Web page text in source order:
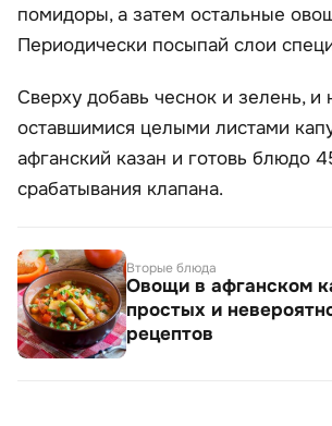
помидоры, а затем остальные
Периодически посыпай слои
Сверху добавь чеснок и зелень, и
оставшимися целыми листами
афганский казан и готовь блюдо
срабатывания клапана.
Вторые блюда
Овощи в афганском
простых и
рецептов